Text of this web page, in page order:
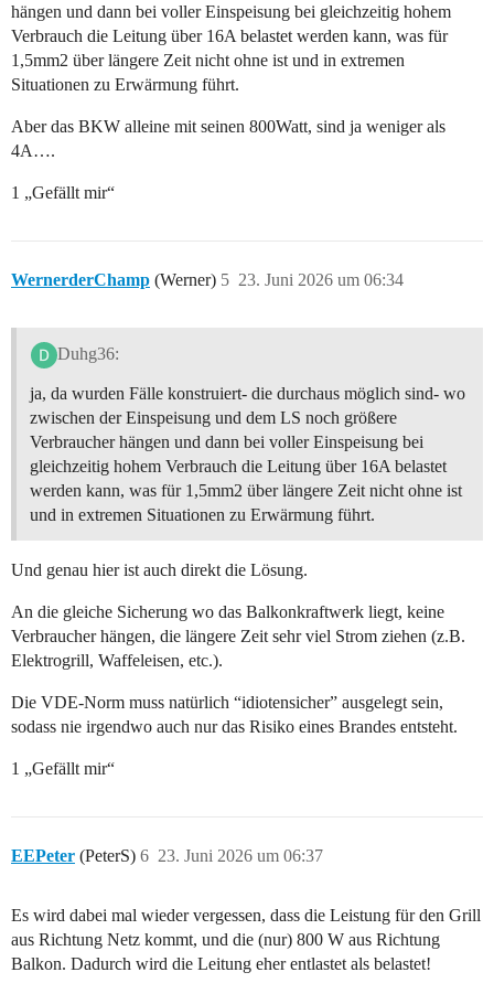
hängen und dann bei voller Einspeisung bei gleichzeitig hohem
Verbrauch die Leitung über 16A belastet werden kann, was für
1,5mm2 über längere Zeit nicht ohne ist und in extremen
Situationen zu Erwärmung führt.
Aber das BKW alleine mit seinen 800Watt, sind ja weniger als
4A….
1 „Gefällt mir“
WernerderChamp (Werner) 23. Juni 2026 um 06:34
5
Duhg36:
ja, da wurden Fälle konstruiert- die durchaus möglich sind- wo
zwischen der Einspeisung und dem LS noch größere
Verbraucher hängen und dann bei voller Einspeisung bei
gleichzeitig hohem Verbrauch die Leitung über 16A belastet
werden kann, was für 1,5mm2 über längere Zeit nicht ohne ist
und in extremen Situationen zu Erwärmung führt.
Und genau hier ist auch direkt die Lösung.
An die gleiche Sicherung wo das Balkonkraftwerk liegt, keine
Verbraucher hängen, die längere Zeit sehr viel Strom ziehen (z.B.
Elektrogrill, Waffeleisen, etc.).
Die VDE-Norm muss natürlich “idiotensicher” ausgelegt sein,
sodass nie irgendwo auch nur das Risiko eines Brandes entsteht.
1 „Gefällt mir“
EEPeter (PeterS) 23. Juni 2026 um 06:37
6
Es wird dabei mal wieder vergessen, dass die Leistung für den Grill
aus Richtung Netz kommt, und die (nur) 800 W aus Richtung
Balkon. Dadurch wird die Leitung eher entlastet als belastet!